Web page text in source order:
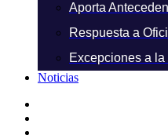
Aporta
Respuesta a
Excepciones a
Noticias